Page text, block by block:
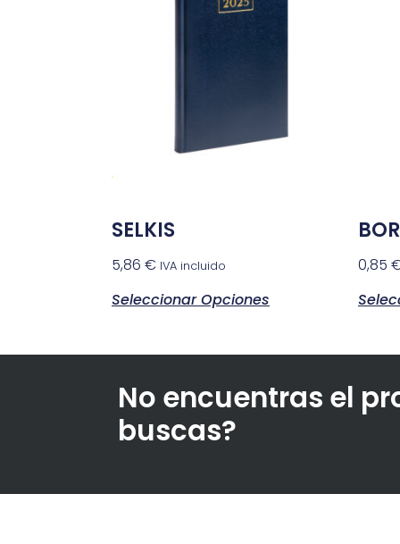
SELKIS
5,86 € IVA incluido
Seleccionar Opciones
0,85
No encuentras el
buscas?